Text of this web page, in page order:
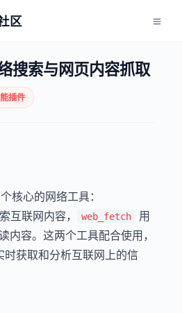
区
搜索与网页内容抓取
插件
核心的网络工具：
互联网内容， web_fetch
用
内容。这两个工具配合使用，
时获取和分析互联网上的信